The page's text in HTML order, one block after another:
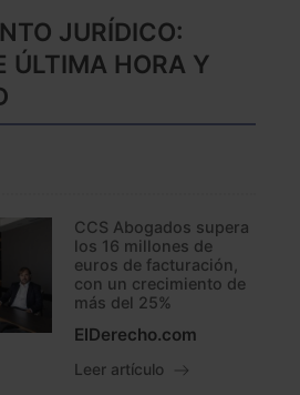
JURÍDICO:
ÚLTIMA HORA Y
CCS Abogados supera
los 16 millones de
euros de facturación,
con un crecimiento de
más del 25%
ElDerecho.com
Leer artículo